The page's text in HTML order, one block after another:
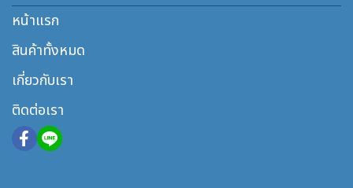
หน้าแรก
สินค้าทั้งหมด
เกี่ยวกับเรา
ติดต่อเรา